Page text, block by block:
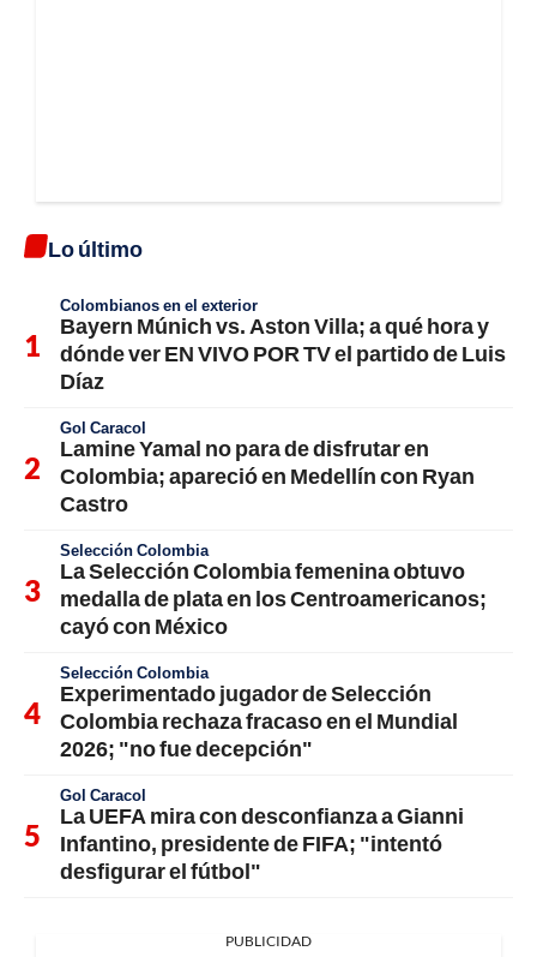
Lo último
Colombianos en el exterior
Bayern Múnich vs. Aston Villa; a qué hora y
dónde ver EN VIVO POR TV el partido de Luis
Díaz
Gol Caracol
Lamine Yamal no para de disfrutar en
Colombia; apareció en Medellín con Ryan
Castro
Selección Colombia
La Selección Colombia femenina obtuvo
medalla de plata en los Centroamericanos;
cayó con México
Selección Colombia
Experimentado jugador de Selección
Colombia rechaza fracaso en el Mundial
2026; "no fue decepción"
Gol Caracol
La UEFA mira con desconfianza a Gianni
Infantino, presidente de FIFA; "intentó
desfigurar el fútbol"
PUBLICIDAD